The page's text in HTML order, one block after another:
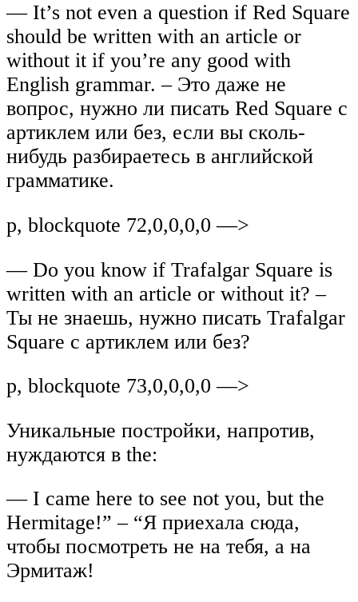
— It’s not even a question if Red Square
should be written with an article or
without it if you’re any good with
English grammar. – Это даже не
вопрос, нужно ли писать Red Square с
артиклем или без, если вы сколь-
нибудь разбираетесь в английской
грамматике.
p, blockquote 72,0,0,0,0 —>
— Do you know if Trafalgar Square is
written with an article or without it? –
Ты не знаешь, нужно писать Trafalgar
Square с артиклем или без?
p, blockquote 73,0,0,0,0 —>
Уникальные постройки, напротив,
нуждаются в the:
— I came here to see not you, but the
Hermitage!” – “Я приехала сюда,
чтобы посмотреть не на тебя, а на
Эрмитаж!